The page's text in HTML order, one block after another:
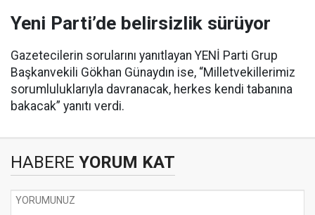
Yeni Parti’de belirsizlik sürüyor
Gazetecilerin sorularını yanıtlayan YENİ Parti Grup
Başkanvekili Gökhan Günaydın ise, “Milletvekillerimiz
sorumluluklarıyla davranacak, herkes kendi tabanına
bakacak” yanıtı verdi.
HABERE YORUM KAT